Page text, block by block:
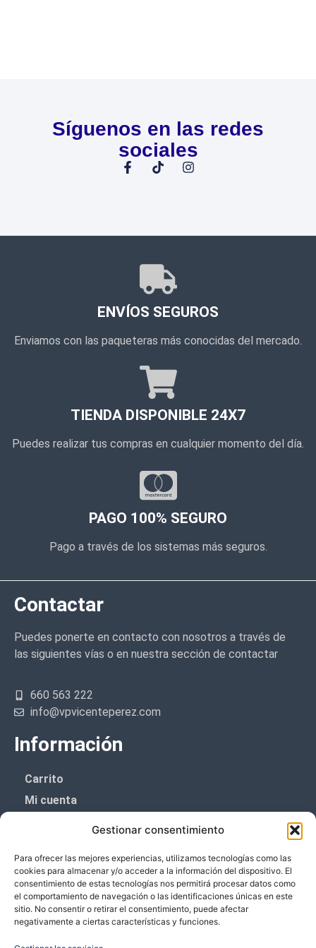
Gestionar consentimiento
Para ofrecer las mejores experiencias, utilizamos tecnologías como las
cookies para almacenar y/o acceder a la información del dispositivo. El
consentimiento de estas tecnologías nos permitirá procesar datos como
el comportamiento de navegación o las identificaciones únicas en este
sitio. No consentir o retirar el consentimiento, puede afectar
negativamente a ciertas características y funciones.
Síguenos en las redes
sociales
ENVÍOS SEGUROS
Enviamos con las paqueteras más conocidas del mercado.
TIENDA DISPONIBLE 24X7
Puedes realizar tus compras en cualquier momento del día.
PAGO 100% SEGURO
Pago a través de los sistemas más seguros.
Contactar
Puedes ponerte en contacto con nosotros a través de
las siguientes vías o en nuestra sección de contactar
660 563 222
info@vpvicenteperez.com
Información
Carrito
Mi cuenta
Política de cookies (UE)
Boletín de noticias
¡¡Suscríbete y prometemos no dar mucho el